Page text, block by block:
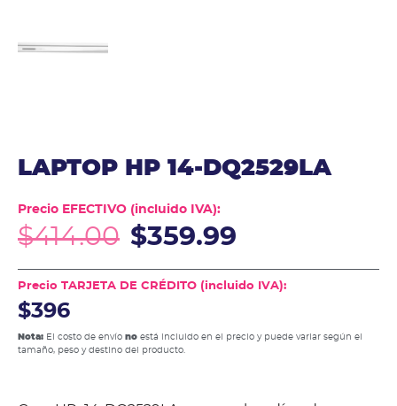
LAPTOP HP 14-DQ2529LA
Precio EFECTIVO (incluido IVA):
$414.00 $359.99
Precio TARJETA DE CRÉDITO (incluido IVA):
$396
Nota: El costo de envío no está incluido en el precio y puede variar según el
tamaño, peso y destino del producto.